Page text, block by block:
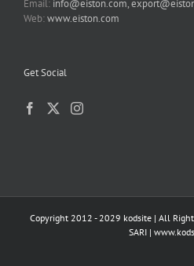
Email: info@eiston.com,
Web:www.eiston.com
Get Social
Copyright 2012 - 2029 kodsite | All
SARI|